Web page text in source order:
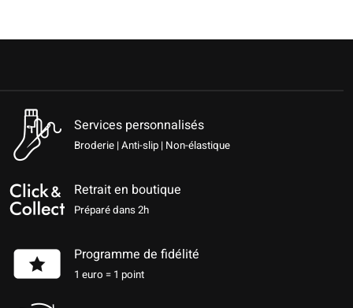
Services personnalisés
Broderie | Anti-slip | Non-élastique
Retrait en boutique
Préparé dans 2h
Programme de fidélité
1 euro = 1 point